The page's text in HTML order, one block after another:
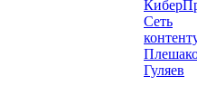
Сеть
Гуляев